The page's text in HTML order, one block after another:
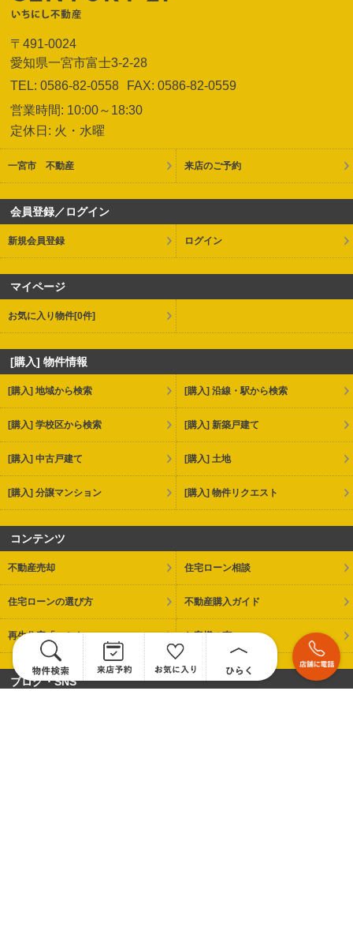
〒491-0024
愛知県一宮市富士3-2-28
TEL: 0586-82-0558
FAX: 0586-82-0559
営業時間: 10:00～18:30
定休日: 火・水曜
一宮市 不動産 来店のご予約
会員登録／ログイン
新規会員登録 ログイン
マイページ
お気に入り物件[0件]
[購入] 物件情報
[購入] 地域から検索 [購入] 沿線・駅から検索
[購入] 学校区から検索 [購入] 新築戸建て
[購入] 中古戸建て [購入] 土地
[購入] 分譲マンション [購入] 物件リクエスト
コンテンツ
不動産売却 住宅ローン相談
住宅ローンの選び方 不動産購入ガイド
再生住宅「エミナス」 お客様の声
ブログ・SNS